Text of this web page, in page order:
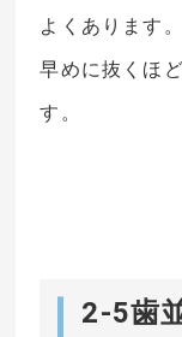
よくあります。
早めに抜くほ
す。
2-5歯